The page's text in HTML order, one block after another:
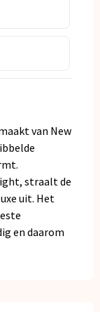
van New
straalt de
uit. Het
en daarom